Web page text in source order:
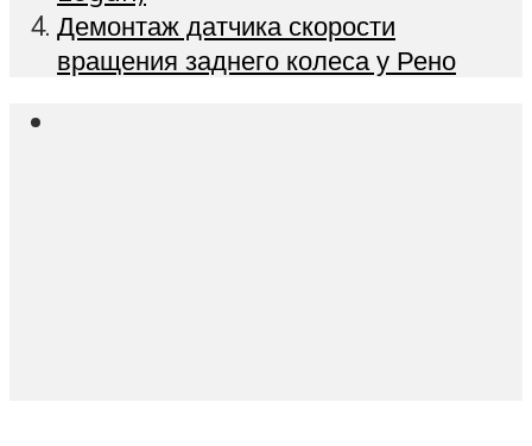
Демонтаж датчика скорости
вращения заднего колеса у Рено